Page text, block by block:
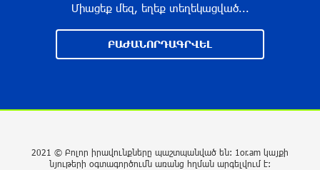
կարող են պարտվել Կոնգրեսի միջանկյալ
ընտրություններում
Միացեք մեզ, եղեք տեղեկացված...
ԲԱԺԱՆՈՐԴԱԳՐՎԵԼ
2021 © Բոլոր իրավունքները պաշտպանված են: 1or.am կայքի
նյութերի օգտագործումն առանց հղման արգելվում է: